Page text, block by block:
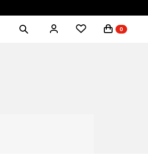
Zoek
0